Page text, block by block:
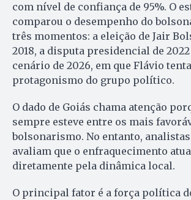
com nível de confiança de 95%. O
comparou o desempenho do
três momentos: a eleição de Jair
2018, a disputa presidencial de
cenário de 2026, em que Flávio
protagonismo do grupo político.
O dado de Goiás chama atenção
sempre esteve entre os mais
bolsonarismo. No entanto,
avaliam que o enfraquecimento
diretamente pela dinâmica local.
O principal fator é a força política